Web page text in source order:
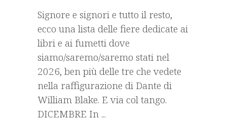
Signore e signori e tutto il resto,
ecco una lista delle fiere dedicate ai
libri e ai fumetti dove
siamo/saremo/saremo stati nel
2026, ben più delle tre che vedete
nella raffigurazione di Dante di
William Blake. E via col tango.
DICEMBRE In